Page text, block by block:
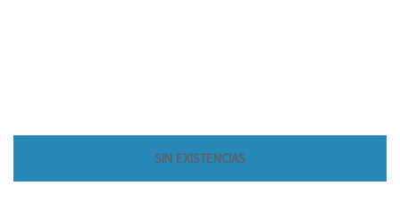
SIN EXISTENCIAS